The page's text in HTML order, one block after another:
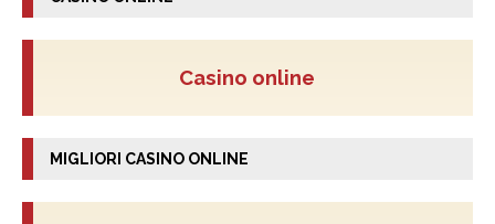
Casino online
MIGLIORI CASINO ONLINE